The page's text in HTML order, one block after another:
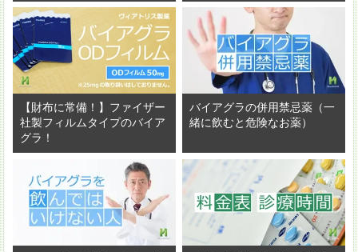
【財布に常備！】ファイザー
社製フィルムタイプのバイア
グラ！
バイアグラの併用禁忌薬（一
緒に飲むと危険なお薬）